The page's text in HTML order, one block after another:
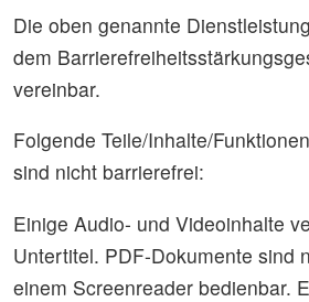
Die oben genannte
dem
vereinbar.
Folgende Teile/Inhalte/
sind nicht barrierefrei:
Einige Audio- und Videoinhalte
Untertitel. PDF-Dokumente sind
einem Screenreader bedienbar.